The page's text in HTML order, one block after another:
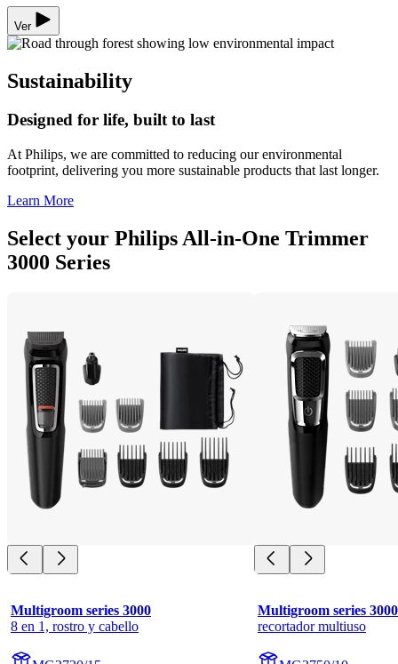
Ver
Sustainability
Designed for life, built to last
At Philips, we are committed to reducing our environmental
footprint, delivering you more sustainable products that last longer.
Learn More
Select your Philips All-in-One Trimmer
3000 Series
Multigroom series 3000
8 en 1, rostro y cabello
Multigroom series 3000
recortador multiuso